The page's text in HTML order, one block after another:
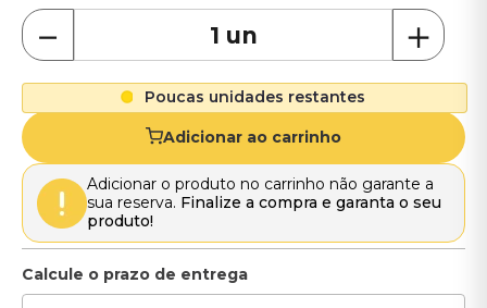
＋
－
Poucas unidades restantes
Adicionar ao carrinho
Adicionar o produto no carrinho não garante a
sua reserva. Finalize a compra e garanta o seu
produto!